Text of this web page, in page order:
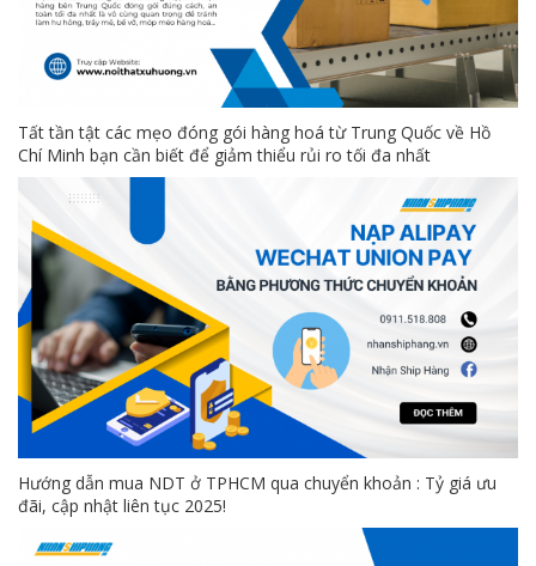
Tất tần tật các mẹo đóng gói hàng hoá từ Trung Quốc về Hồ
Chí Minh bạn cần biết để giảm thiểu rủi ro tối đa nhất
Hướng dẫn mua NDT ở TPHCM qua chuyển khoản : Tỷ giá ưu
đãi, cập nhật liên tục 2025!